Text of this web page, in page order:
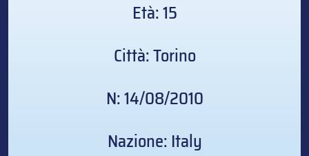
Età: 15
Città: Torino
N: 14/08/2010
Nazione: Italy